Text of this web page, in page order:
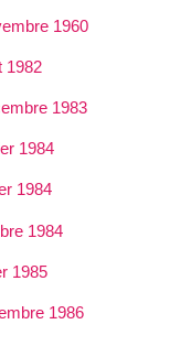
1960
1982
1983
1984
1984
1984
1985
1986